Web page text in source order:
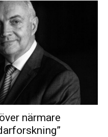
närmare